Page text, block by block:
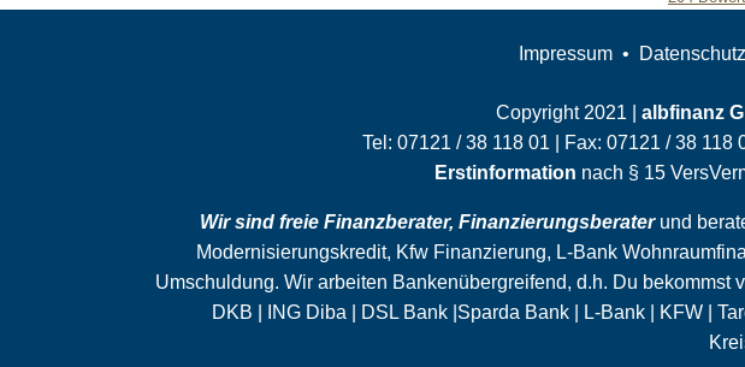
Impressum Datenschutz
Copyright 2021 | albfinanz
Tel: 07121 / 38 118 01 | Fax: 07121 / 38 118
Erstinformation nach § 15
Wir sind freie Finanzberater, Finanzierungsberaterund
Modernisierungskredit, Kfw Finanzierung, L-Bank
Umschuldung. Wir arbeiten Bankenübergreifend, d.h. Du bekommst
DKB | ING Diba | DSL Bank |Sparda Bank | L-Bank | KFW |